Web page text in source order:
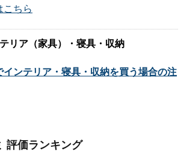
こちら
リア（家具）・寝具・収納
インテリア・寝具・収納を買う場合の注
評価ランキング